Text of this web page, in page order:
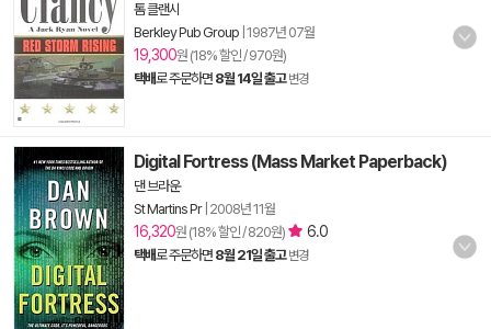
톰 클랜시
Berkley Pub Group 1987년 07월
19,300원 (18% 할인 / 970원)
택배로 주문하면 8월 14일 출고 변경
Digital Fortress (Mass Market Paperback)
댄 브라운
St Martins Pr| 2008년 11월
16,320원 (18% 할인 / 820원) 6.0
택배로 주문하면 8월 21일 출고 변경